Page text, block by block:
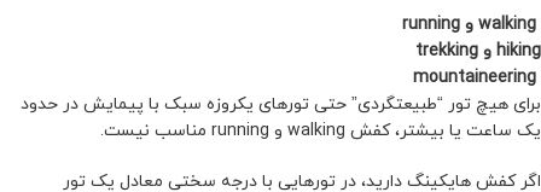
hiking و trekking
برای هیچ تور “طبیعتگردی” حتی تورهای یکروزه سبک با پیمایش در حدود
یک ساعت یا بیشتر، کفش walking و running مناسب نیست.
اگر کفش هایکینگ دارید، در تورهایی با درجه سختی معادل یک تور